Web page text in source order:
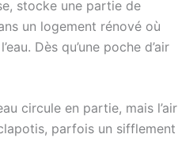
stocke une partie de
un logement rénové où
Dès qu’une poche d’air
circule en partie, mais l’air
parfois un sifflement